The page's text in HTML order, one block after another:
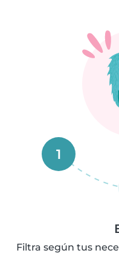
1
Filtra según tus